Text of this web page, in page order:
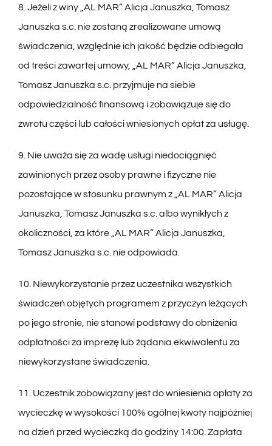
8. Jeżeli z winy „AL MAR” Alicja Januszka, Tomasz
Januszka s.c. nie zostaną zrealizowane umową
świadczenia, względnie ich jakość będzie odbiegała
od treści zawartej umowy, „AL MAR” Alicja Januszka,
Tomasz Januszka s.c. przyjmuje na siebie
odpowiedzialność finansową i zobowiązuje się do
zwrotu części lub całości wniesionych opłat za usługę.
9. Nie uważa się za wadę usługi niedociągnięć
zawinionych przez osoby prawne i fizyczne nie
pozostające w stosunku prawnym z „AL MAR” Alicja
Januszka, Tomasz Januszka s.c. albo wynikłych z
okoliczności, za które „AL MAR” Alicja Januszka,
Tomasz Januszka s.c. nie odpowiada.
10. Niewykorzystanie przez uczestnika wszystkich
świadczeń objętych programem z przyczyn leżących
po jego stronie, nie stanowi podstawy do obniżenia
odpłatności za imprezę lub żądania ekwiwalentu za
niewykorzystane świadczenia.
11. Uczestnik zobowiązany jest do wniesienia opłaty za
wycieczkę w wysokości 100% ogólnej kwoty najpóźniej
na dzień przed wycieczką do godziny 14:00. Zapłata